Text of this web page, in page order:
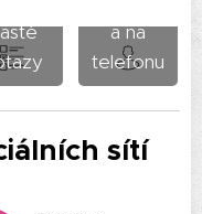
a na
telefonu
sítí